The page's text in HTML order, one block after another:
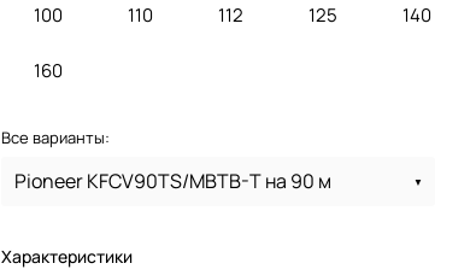
100 110 112 125 140
160
Все варианты:
Pioneer KFCV90TS/MBTB-T на 90 м
Характеристики